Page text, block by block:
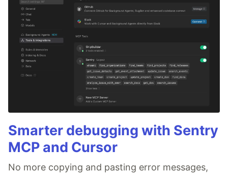
Smarter debugging with Sentry
MCP and Cursor
No more copying and pasting error messages,